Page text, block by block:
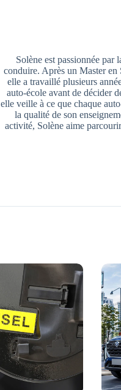
Solène est passionnée par
conduire. Après un Master en
elle a travaillé plusieurs
auto-école avant de décider
elle veille à ce que chaque
la qualité de son
activité, Solène aime